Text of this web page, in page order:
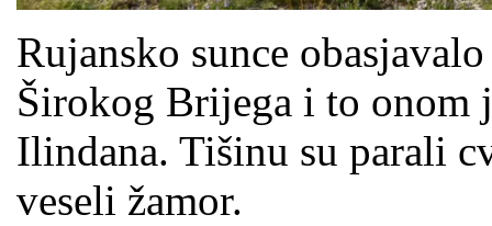
Rujansko sunce
Širokog Brijega i to onom
Ilindana. Tišinu su parali
veseli žamor.